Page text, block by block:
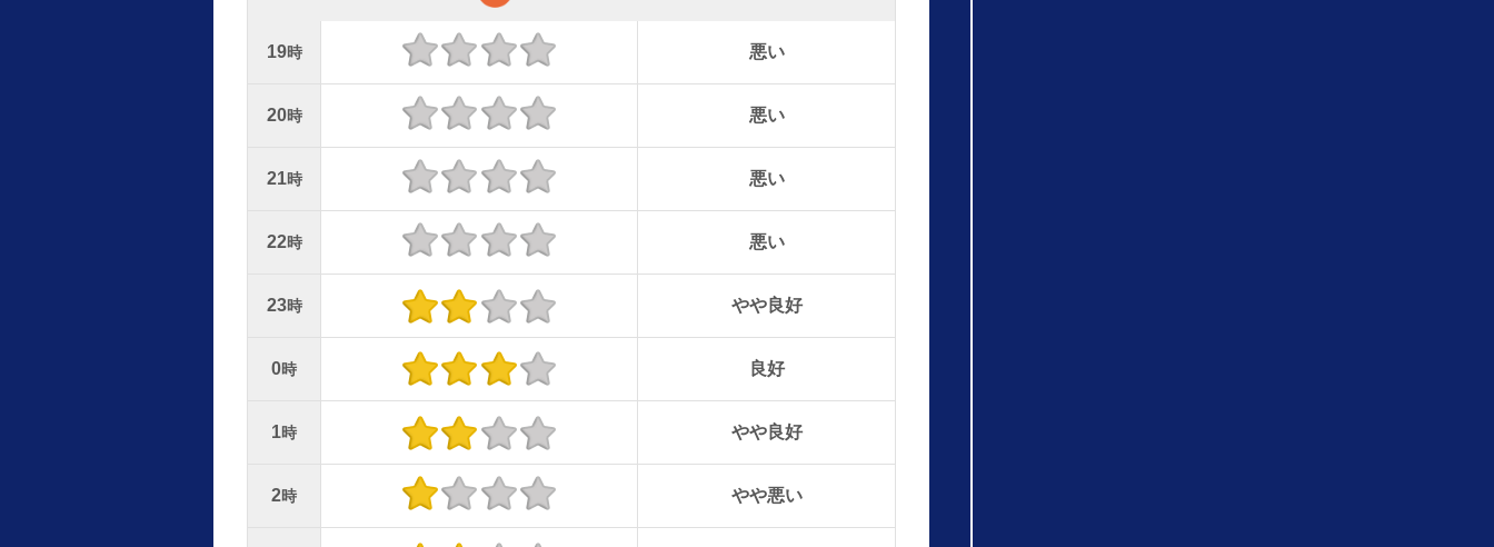
19時 悪い
20時 悪い
21時 悪い
22時 悪い
23時 やや良好
0時 良好
1時 やや良好
2時 やや悪い